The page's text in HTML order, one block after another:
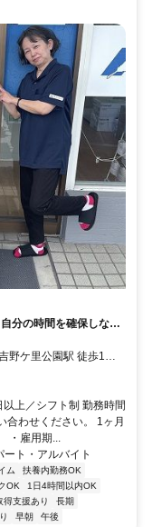
分の時間を確保しなが
ケ里公園駅 徒歩1分 ■
以上／シフト制 勤務時間
合わせください。 1ヶ月
・雇用期...
ート・アルバイト
ム
扶養内勤務OK
OK
1日4時間以内OK
得支援あり
長期
早朝 午後